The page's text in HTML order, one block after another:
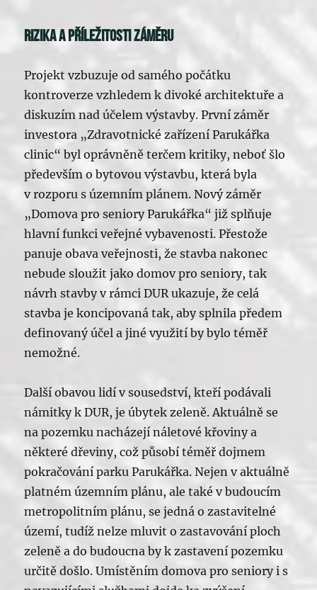
Rizika a příležitosti záměru
Projekt vzbuzuje od samého počátku
kontroverze vzhledem k divoké architektuře a
diskuzím nad účelem výstavby. První záměr
investora „Zdravotnické zařízení Parukářka
clinic“ byl oprávněně terčem kritiky, neboť šlo
především o bytovou výstavbu, která byla
v rozporu s územním plánem. Nový záměr
„Domova pro seniory Parukářka“ již splňuje
hlavní funkci veřejné vybavenosti. Přestože
panuje obava veřejnosti, že stavba nakonec
nebude sloužit jako domov pro seniory, tak
návrh stavby v rámci DUR ukazuje, že celá
stavba je koncipovaná tak, aby splnila předem
definovaný účel a jiné využití by bylo téměř
nemožné.
Další obavou lidí v sousedství, kteří podávali
námitky k DUR, je úbytek zeleně. Aktuálně se
na pozemku nacházejí náletové křoviny a
některé dřeviny, což působí téměř dojmem
pokračování parku Parukářka. Nejen v aktuálně
platném územním plánu, ale také v budoucím
metropolitním plánu, se jedná o zastavitelné
území, tudíž nelze mluvit o zastavování ploch
zeleně a do budoucna by k zastavení pozemku
určitě došlo. Umístěním domova pro seniory i s